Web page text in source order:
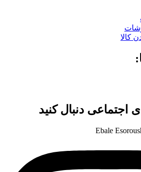
کالا
اجتماعی دنبال کنید
Ebale